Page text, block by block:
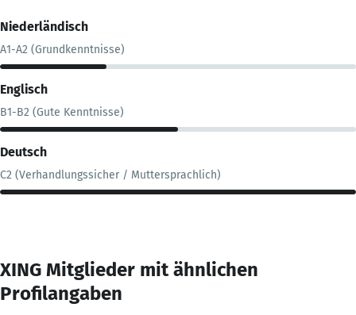
Niederländisch
A1-A2 (Grundkenntnisse)
Englisch
B1-B2 (Gute Kenntnisse)
Deutsch
C2 (Verhandlungssicher / Muttersprachlich)
XING Mitglieder mit ähnlichen
Profilangaben